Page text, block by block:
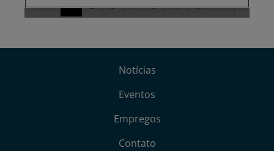
Notícias
Eventos
Empregos
Contato